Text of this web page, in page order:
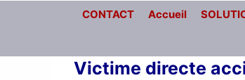
CONTACT Accueil
Victime directe